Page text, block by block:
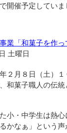
開催予定してい
業「和菓子を作
土曜日
２月８日（土）
和菓子職人の伝
小・中学生は熱
かなぁ」という